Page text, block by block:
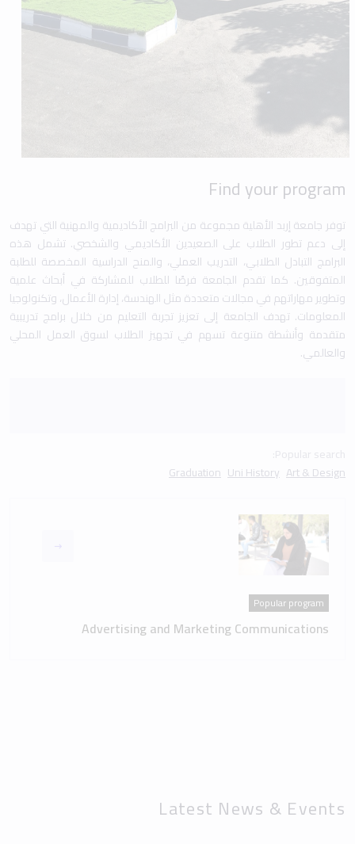
Find your program
توفر جامعة إربد الأهلية مجموعة من البرامج الأكاديمية والمهنية التي تهدف
إلى دعم تطور الطلاب على الصعيدين الأكاديمي والشخصي. تشمل هذه
البرامج التبادل الطلابي، التدريب العملي، والمنح الدراسية المخصصة للطلبة
المتفوقين. كما تقدم الجامعة فرصًا للطلاب للمشاركة في أبحاث علمية
وتطوير مهاراتهم في مجالات متعددة مثل الهندسة، إدارة الأعمال، وتكنولوجيا
المعلومات. تهدف الجامعة إلى تعزيز تجربة التعليم من خلال برامج تدريبية
متقدمة وأنشطة متنوعة تسهم في تجهيز الطلاب لسوق العمل المحلي
والعالمي.
Art & Design
Uni History
Graduation
Popular program
Advertising and Marketing Communications
Latest News & Events